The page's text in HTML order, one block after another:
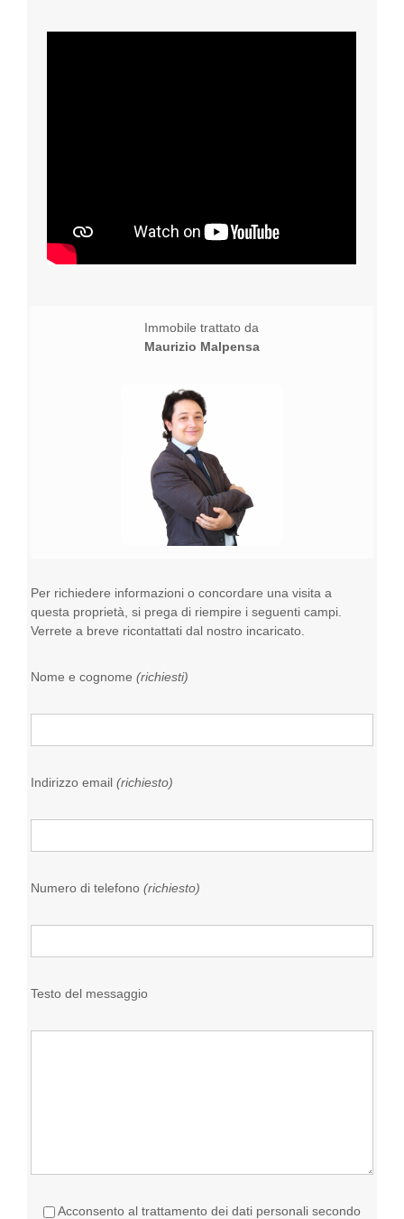
Immobile trattato da
Maurizio Malpensa
Per richiedere informazioni o concordare una visita a
questa proprietà, si prega di riempire i seguenti campi.
Verrete a breve ricontattati dal nostro incaricato.
Nome e cognome(richiesti)
Indirizzo email(richiesto)
Numero di telefono(richiesto)
Testo del messaggio
Acconsento al trattamento dei dati personali secondo